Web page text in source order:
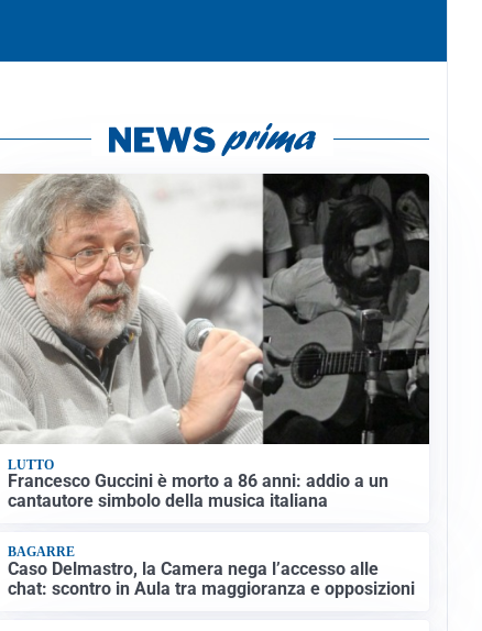
LUTTO
Francesco Guccini è morto a 86 anni: addio a un
cantautore simbolo della musica italiana
BAGARRE
Caso Delmastro, la Camera nega l’accesso alle
chat: scontro in Aula tra maggioranza e opposizioni